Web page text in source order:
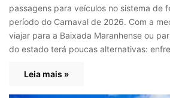
passagens para veículos no sistema de
período do Carnaval de 2026. Com a
viajar para a Baixada Maranhense ou
do estado terá poucas alternativas:
Leia mais »